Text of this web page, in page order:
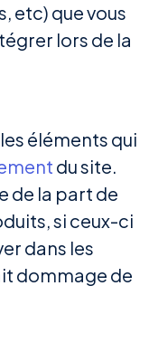
etc) que vous
lors de la
éléments qui
du site.
de la part de
si ceux-ci
dans les
dommage de